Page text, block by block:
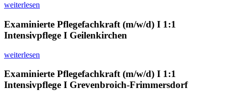
weiterlesen
Examinierte Pflegefachkraft (m/w/d) I 1:1
Intensivpflege I Geilenkirchen
weiterlesen
Examinierte Pflegefachkraft (m/w/d) I 1:1
Intensivpflege I Grevenbroich-Frimmersdorf